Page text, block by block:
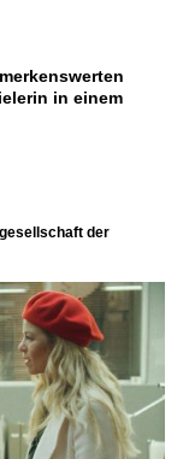
in einem
der